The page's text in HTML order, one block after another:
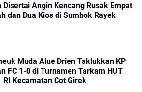
Disertai Angin Kencang Rusak Empat
dan Dua Kios di Sumbok Rayek
Muda Alue Drien Taklukkan KP
FC 1-0 di Turnamen Tarkam HUT
RI Kecamatan Cot Girek